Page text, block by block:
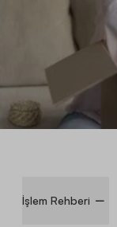
İşlem Rehberi